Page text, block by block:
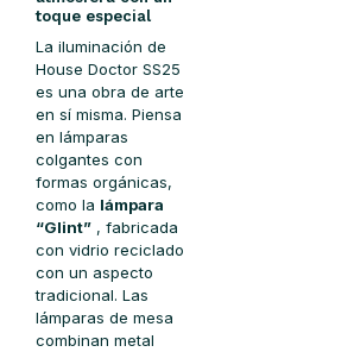
toque especial
La iluminación de
House Doctor SS25
es una obra de arte
en sí misma. Piensa
en lámparas
colgantes con
formas orgánicas,
como la lámpara
“Glint” , fabricada
con vidrio reciclado
con un aspecto
tradicional. Las
lámparas de mesa
combinan metal